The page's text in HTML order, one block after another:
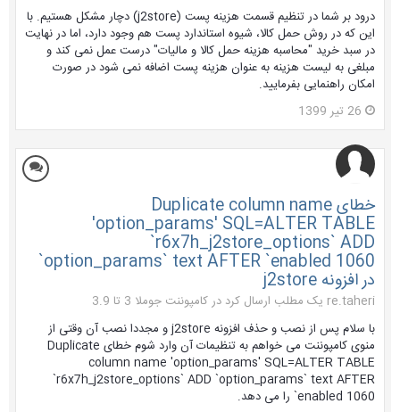
درود بر شما در تنظیم قسمت هزینه پست (j2store) دچار مشکل هستیم. با
این که در روش حمل کالا، شیوه استاندارد پست هم وجود دارد، اما در نهایت
در سبد خرید "محاسبه هزینه حمل کالا و مالیات" درست عمل نمی کند و
مبلغی به لیست هزینه به عنوان هزینه پست اضافه نمی شود در صورت
امکان راهنمایی بفرمایید.
26 تیر 1399
خطای Duplicate column name
'option_params' SQL=ALTER TABLE
`r6x7h_j2store_options` ADD
`option_params` text AFTER `enabled 1060
در افزونه j2store
re.taheri یک مطلب ارسال کرد در
کامپوننت جوملا 3 تا 3.9
با سلام پس از نصب و حذف افزونه j2store و مجددا نصب آن وقتی از
منوی کامپوننت می خواهم به تنظیمات آن وارد شوم خطای Duplicate
column name 'option_params' SQL=ALTER TABLE
`r6x7h_j2store_options` ADD `option_params` text AFTER
`enabled 1060 را می دهد.